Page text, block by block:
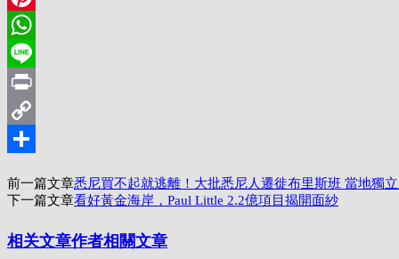
Pinterest
WhatsApp
Line
Print
Copy
享
前一篇文章悉尼買不起就逃離！大批悉尼人遷徙布里斯班 當地獨
下一篇文章看好黃金海岸，Paul Little 2.2億項目揭開面紗
相关文章作者相關文章